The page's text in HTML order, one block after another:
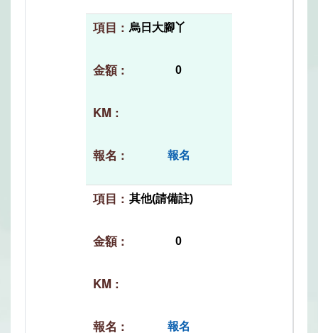
烏日大腳丫
0
報名
其他(請備註)
0
報名